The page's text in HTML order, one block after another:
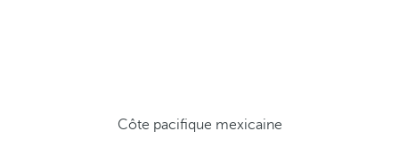
Côte pacifique mexicaine